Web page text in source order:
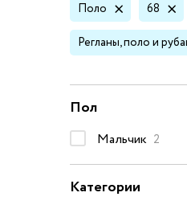
Поло 68
Регланы, поло и
Пол
Мальчик 2
Категории